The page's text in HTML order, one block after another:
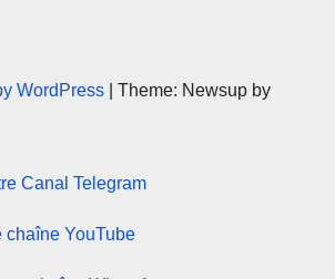
WordPress
Theme: Newsup by
Canal Telegram
chaîne YouTube